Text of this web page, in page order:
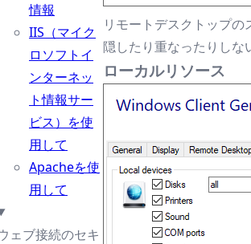
情報
IIS（マイク
ロソフトイ
ンターネッ
ト情報サー
ビス）を使
用して
Apacheを使
用して
ェブ接続のセキ
リモートデスクトップ
隠したり重なったりし
ローカルリソース